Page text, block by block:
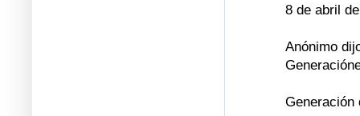
8 de abril
Anónimo
Generación